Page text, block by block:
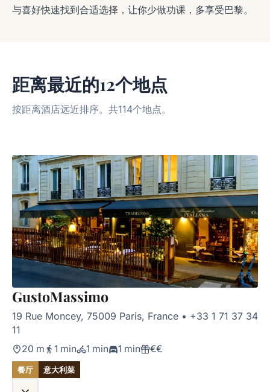
与喜好快速找到合适选择，让你少做功课，多享受巴黎。
距离最近的12个地点
按距离酒店远近排序。共114个地点。
GustoMassimo
19 Rue Moncey, 75009 Paris, France • +33 1 71 37 34
11
20 m 1 min 1 min 1 min €€
餐厅 意大利菜